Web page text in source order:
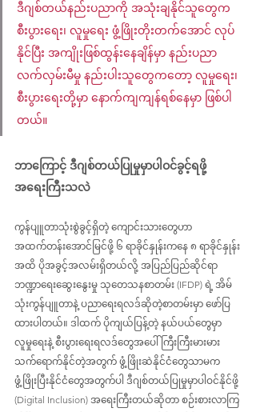
ဒီဂျစ်တယ်နည်းပညာကို အသုံးချနိုင်သူတွေက
စီးပွားရေး၊ လူမှုရေး ဖွံ့ဖြိုးတိုးတက်အောင် လုပ်
နိုင်ပြီး အကျိုးဖြစ်ထွန်းနေချိန်မှာ နည်းပညာ
လက်လှမ်းမီမှု နည်းပါးသူတွေကတော့ လူမှုရေး၊
စီးပွားရေးတို့မှာ နောက်ကျကျန်ရစ်နေမှာ ဖြစ်ပါ
တယ်။
ဘာကြောင့် ဒီဂျစ်တယ်ပြုမှုမှာပါဝင်ခွင့်ရဖို့
အရေးကြီးသလဲ
ကွန်ပျူတာသုံးစွဲခွင့်ရှိတဲ့ ကျောင်းသားတွေဟာ
အထက်တန်းအောင်မြင်ဖို့ ၆ ရာခိုင်နှုန်းကနေ ၈ ရာခိုင်နှုန်း
အထိ ပိုအခွင့်အလမ်းရှိတယ်လို့ အပြည်ပြည်ဆိုင်ရာ
ဘဏ္ဍာရေးဆွေးနွေးမှု သုတေသနစာတမ်း (IFDP) ရဲ့ အိမ်
သုံးကွန်ပျူတာနဲ့ ပညာရေးရလဒ်ဆိုတဲ့စာတမ်းမှာ ဖော်ပြ
ထားပါတယ်။ ဒါထက် ပိုကျယ်ပြန့်တဲ့ နယ်ပယ်တွေမှာ
လူမှုရေးနဲ့ စီးပွားရေးရလဒ်တွေအပေါ် ကြီးကြီးမားမား
သက်ရောက်နိုင်တဲ့အတွက် ဖွံ့ဖြိုးဆဲနိုင်ငံတွေသာမက
ဖွံ့ဖြိုးပြီးနိုင်ငံတွေအတွက်ပါ ဒီဂျစ်တယ်ပြုမှုမှာပါဝင်နိုင်ဖို့
(Digital Inclusion) အရေးကြီးတယ်ဆိုတာ စဉ်းစားလာကြ